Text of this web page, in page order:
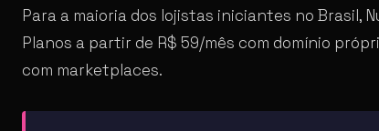
Para a maioria dos lojistas iniciantes no Brasil,
Planos a partir de R$ 59/mês com domínio
com marketplaces.